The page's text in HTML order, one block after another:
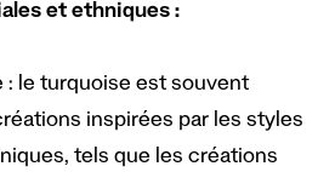
et ethniques :
: le turquoise est souvent
inspirées par les styles
tels que les créations